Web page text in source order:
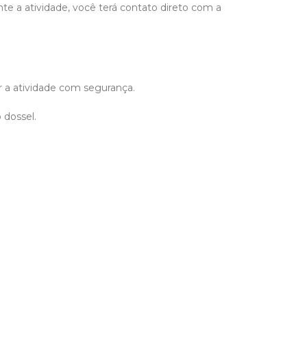
a atividade, você terá contato direto com a
a atividade com segurança.